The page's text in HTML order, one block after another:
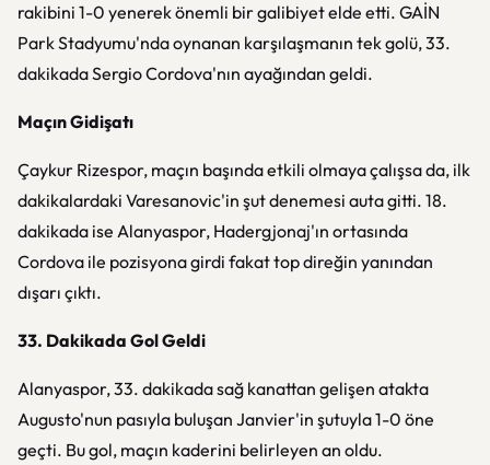
rakibini 1-0 yenerek önemli bir galibiyet elde etti. GAİN
Park Stadyumu'nda oynanan karşılaşmanın tek golü, 33.
dakikada Sergio Cordova'nın ayağından geldi.
Maçın Gidişatı
Çaykur Rizespor, maçın başında etkili olmaya çalışsa da, ilk
dakikalardaki Varesanovic'in şut denemesi auta gitti. 18.
dakikada ise Alanyaspor, Hadergjonaj'ın ortasında
Cordova ile pozisyona girdi fakat top direğin yanından
dışarı çıktı.
33. Dakikada Gol Geldi
Alanyaspor, 33. dakikada sağ kanattan gelişen atakta
Augusto'nun pasıyla buluşan Janvier'in şutuyla 1-0 öne
geçti. Bu gol, maçın kaderini belirleyen an oldu.